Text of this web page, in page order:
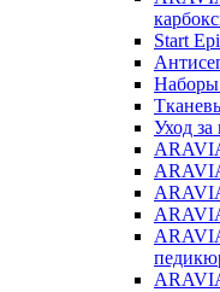
Start
Уход